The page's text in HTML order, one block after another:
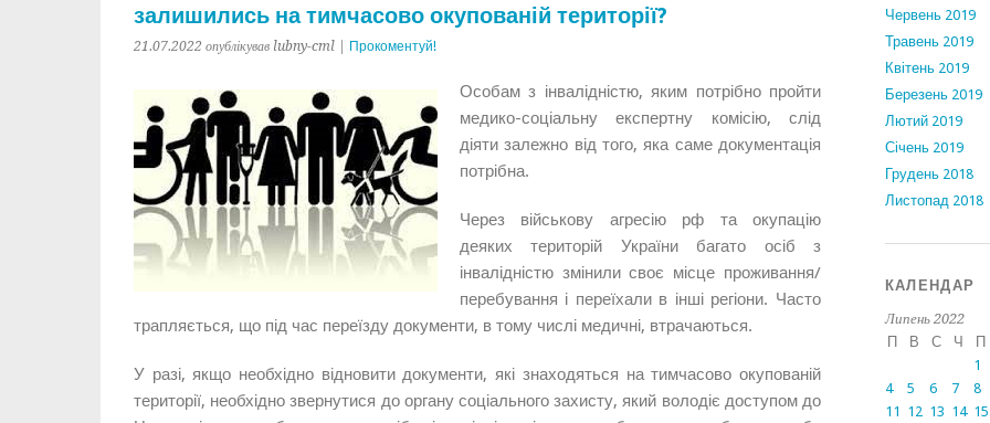
залишились на тимчасово окупованій території?
21.07.2022 опублікував lubny-cml | Прокоментуй!
Особам з інвалідністю, яким потрібно пройти
медико-соціальну експертну комісію, слід
діяти залежно від того, яка саме документація
потрібна.
Через військову агресію рф та окупацію
деяких територій України багато осіб з
інвалідністю змінили своє місце проживання/
перебування і переїхали в інші регіони. Часто
трапляється, що під час переїзду документи, в тому числі медичні, втрачаються.
У разі, якщо необхідно відновити документи, які знаходяться на тимчасово окупованій
території, необхідно звернутися до органу соціального захисту, який володіє доступом до
Червень 2019
Травень 2019
Квітень 2019
Березень 2019
Лютий 2019
Січень 2019
Грудень 2018
Листопад 2018
КАЛЕНДАР
Липень 2022
П
В С Ч П
1
4
5 6 7 8
11 12 13 14 15